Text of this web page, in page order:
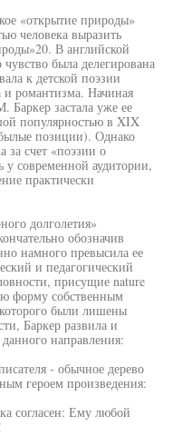
«открытие природы»
человека выразить
В английской
чувство была делегирована
к детской поэзии
романтизма. Начиная
Баркер застала уже ее
популярностью в XIX
позиции). Однако
за счет «поэзии о
у современной аудитории,
практически
долголетия»
обозначив
намного превысила ее
и педагогический
присущие nature
форму собственным
были лишены
Баркер развила и
направления:
- обычное дерево
героем произведения:
согласен: Ему любой